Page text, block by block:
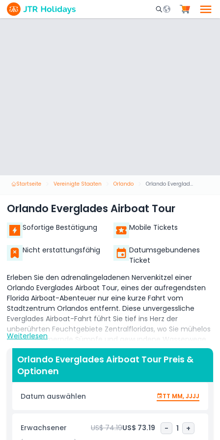
Mobile Search
Startseite Vereinigte Staaten Orlando Orlando Everglades Airboat Tour
Orlando Everglades Airboat Tour
Sofortige Bestätigung Mobile Tickets
Nicht erstattungsfähig
Datumsgebundenes
Ticket
Erleben Sie den adrenalingeladenen Nervenkitzel einer
Orlando Everglades Airboat Tour, eines der aufregendsten
Florida Airboat-Abenteuer nur eine kurze Fahrt vom
Stadtzentrum Orlandos entfernt. Diese unvergessliche
Everglades Airboat-Fahrt führt Sie tief ins Herz der
unberührten Feuchtgebiete Zentralfloridas, wo Sie mühelos
über schimmernde Sümpfe und gewundene Wasserwege
auf einem kraftvollen, mit Propeller betriebenen Airboat
gleiten, das für Geschwindigkeit und Wendigkeit entwickelt
wurde. Während Sie die Orlando Everglades erkunden,
halten Sie Ausschau nach ikonischer floridianischer Tierwelt
wie Alligatoren, Weißkopfseeadlern, Reihern, Schildkröten
und sogar dem scheuen Florida-Panther. Geführt von
faszinierende Erläuterungen zum einzigartigen Ökosystem,
zur Biodiversität und zu Naturschutzbemühungen der
Weiterlesen
Orlando Everglades Airboat Tour Preis &
Optionen
Datum auswählen TT MM, JJJJ
Erwachsener US$ 74.19US$ 73.19 - 1 +